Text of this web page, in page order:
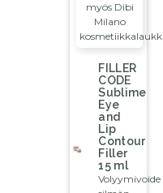
myös Dibi
Milano
FILLER
CODE
Sublime
Eye
and
Lip
Contour
Filler
15 ml
Volyymivoide